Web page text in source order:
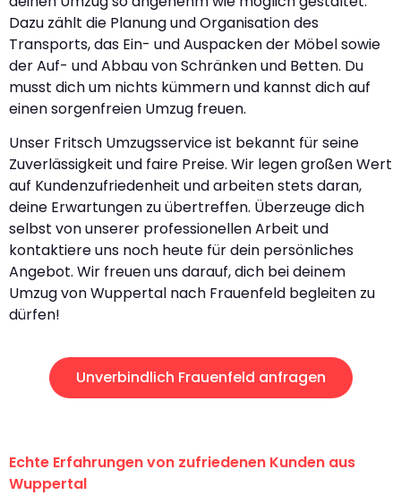
Dazu zählt die Planung und Organisation des
Transports, das Ein- und Auspacken der Möbel sowie
der Auf- und Abbau von Schränken und Betten. Du
musst dich um nichts kümmern und kannst dich auf
einen sorgenfreien Umzug freuen.
Unser Fritsch Umzugsservice ist bekannt für seine
Zuverlässigkeit und faire Preise. Wir legen großen Wert
auf Kundenzufriedenheit und arbeiten stets daran,
deine Erwartungen zu übertreffen. Überzeuge dich
selbst von unserer professionellen Arbeit und
kontaktiere uns noch heute für dein persönliches
Angebot. Wir freuen uns darauf, dich bei deinem
Umzug von Wuppertal nach Frauenfeld begleiten zu
dürfen!
Unverbindlich Frauenfeld anfragen
Echte Erfahrungen von zufriedenen Kunden aus
Wuppertal